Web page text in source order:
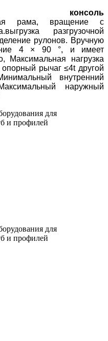
консоль
рама, вращение с
разгрузочной
рулонов. Вручную
4 × 90 °, и имеет
Максимальная нагрузка
рычаг ≤4t другой
внутренний
наружный